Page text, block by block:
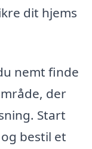
dit hjems
nemt finde
der
Start
bestil et